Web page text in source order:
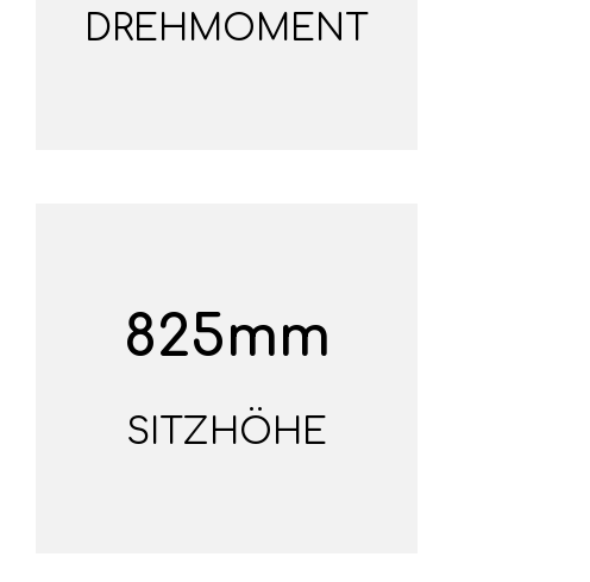
DREHMOMENT
825mm
SITZHÖHE